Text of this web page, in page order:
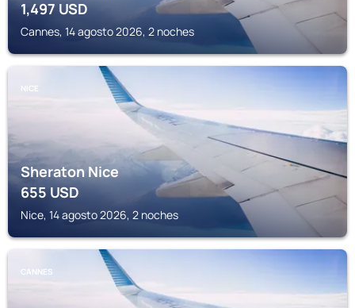
1,497USD
Cannes, 14 agosto 2026, 2 noches
NICE
Sheraton Nice
655USD
Nice, 14 agosto 2026, 2 noches
CANNES